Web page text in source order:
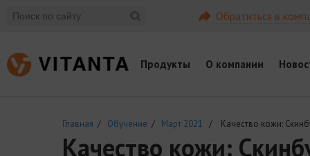
Обратиться в
Продукты О компании
Главная / Обучение / Март 2021 / Качество кожи:
Качество кожи: